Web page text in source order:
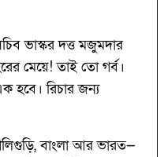
ভাস্কর দত্ত মজুমদার
মেয়ে! তাই তো গর্ব।
হবে। রিচার জন্য
বাংলা আর ভারত—